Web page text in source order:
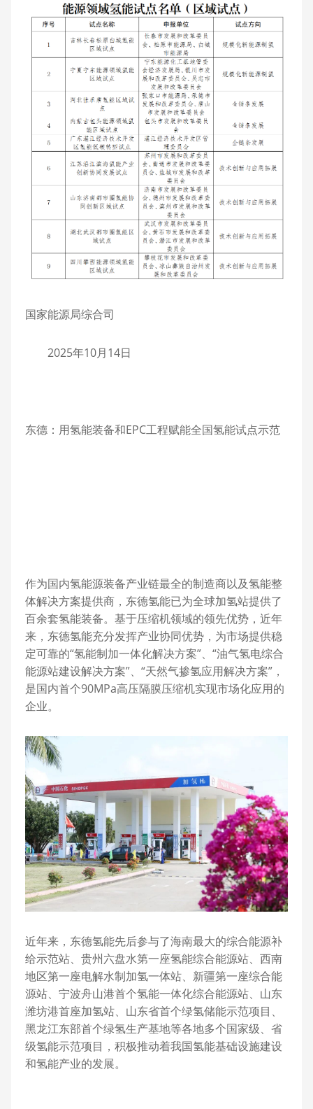
国家能源局综合司
2025年10月14日
东德：用氢能装备和EPC工程赋能全国氢能试点示范
作为国内氢能源装备产业链最全的制造商以及氢能整
体解决方案提供商，东德氢能已为全球加氢站提供了
百余套氢能装备。基于压缩机领域的领先优势，近年
来，东德氢能充分发挥产业协同优势，为市场提供稳
定可靠的“氢能制加一体化解决方案”、“油气氢电综合
能源站建设解决方案”、“天然气掺氢应用解决方案”，
是国内首个90MPa高压隔膜压缩机实现市场化应用的
企业。
近年来，东德氢能先后参与了海南最大的综合能源补
给示范站、贵州六盘水第一座氢能综合能源站、西南
地区第一座电解水制加氢一体站、新疆第一座综合能
源站、宁波舟山港首个氢能一体化综合能源站、山东
潍坊港首座加氢站、山东省首个绿氢储能示范项目、
黑龙江东部首个绿氢生产基地等各地多个国家级、省
级氢能示范项目，积极推动着我国氢能基础设施建设
和氢能产业的发展。